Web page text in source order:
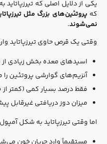
یکی از دلایل اصلی که
کهپروتئین‌های بزرگ مثل
نمی‌شوند.
وقتی یک قرص حاوی تیرزپاتاید
اسیدهای معده بخش زیادی از
آنزیم‌های گوارشی پروتئین را
فقط درصد بسیار کمی (کمتر از ۱۰٪) به جریان خون می‌رسد
میزان دوز دریافتی غیرقابل
اما وقتی تیرزپاتاید به شکل
مستقیماً وارد جریان خون